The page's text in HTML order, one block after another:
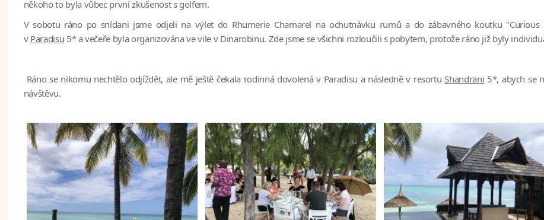
někoho to byla vůbec první zkušenost s golfem.
V sobotu ráno po snídani jsme odjeli na výlet do Rhumerie Chamarel na ochutnávku rumů a do zábavného koutku
v Paradisu 5* a večeře byla organizována ve vile v Dinarobinu. Zde jsme se všichni rozloučili s pobytem, protože ráno již byly
Ráno se nikomu nechtělo odjíždět, ale mě ještě čekala rodinná dovolená v Paradisu a následně v resortu Shandrani 5*, abych se
návštěvu.